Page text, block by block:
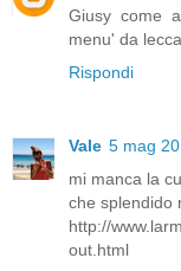
Giusy come
menu' da
Rispondi
Vale 5 mag
mi manca la
che splendido
http://
out.html